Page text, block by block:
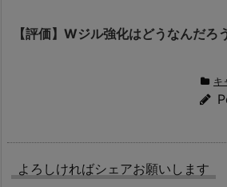
【評価】Wジル強化はどうなんだろ
キ
よろしければシェアお願いします